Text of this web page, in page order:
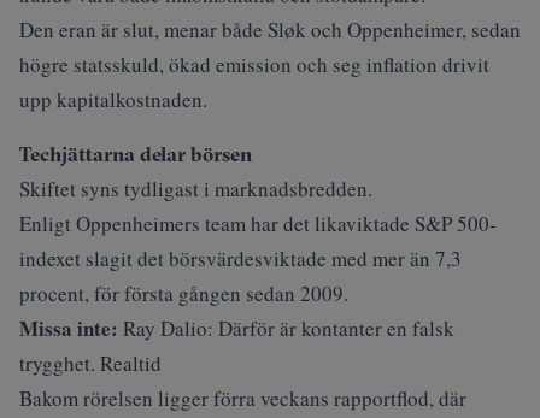
Den eran är slut, menar både Sløk och Oppenheimer, sedan
högre statsskuld, ökad emission och seg inflation drivit
upp kapitalkostnaden.
Techjättarna delar börsen
Skiftet syns tydligast i marknadsbredden.
Enligt Oppenheimers team har det likaviktade S&P 500-
indexet slagit det börsvärdesviktade med mer än 7,3
procent, för första gången sedan 2009.
Missa inte: Ray Dalio: Därför är kontanter en falsk
trygghet. Realtid
Bakom rörelsen ligger förra veckans rapportflod, där